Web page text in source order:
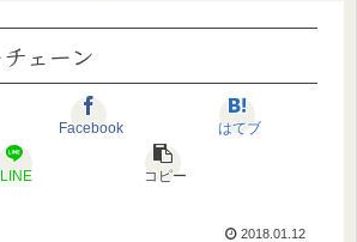
ェーン
Facebook はてブ
LINE コピー
2018.01.12